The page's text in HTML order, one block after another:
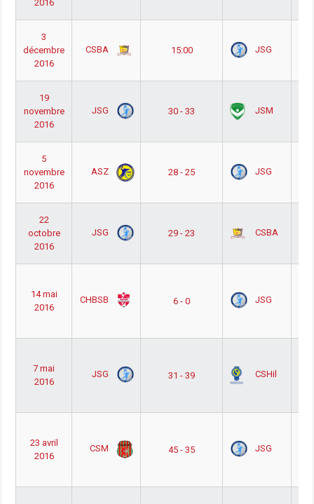
2016
3
décembre
2016
CSBA 15:00 JSG
19
novembre
2016
JSG 30 - 33 JSM
5
novembre
2016
ASZ 28 - 25 JSG
22
octobre
2016
JSG 29 - 23 CSBA
14 mai
2016
CHBSB 6 - 0 JSG
7 mai
2016
JSG 31 - 39 CSHil
23 avril
2016
CSM 45 - 35 JSG